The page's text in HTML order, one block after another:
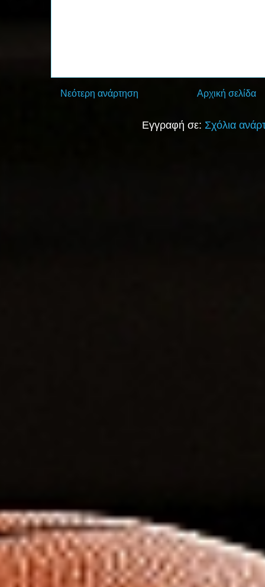
Νεότερη ανάρτηση Αρχική σελίδα
Εγγραφή σε: Σχόλια